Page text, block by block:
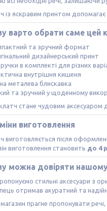
із яскравим принтом допомагає
варто обрати саме цей
та зручний формат
дизайнерський принт
ручки в комплекті для різних
внутрішня кишеня
металева блискавка
та зручний у щоденному
стане чудовим аксесуаром
виготовлення
виготовляється після
виготовлення становить до 4
можна довіряти
стильні аксесуари з
отримав акуратний та
прагне пропонувати